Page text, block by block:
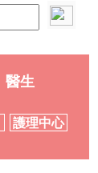
醫生
護理中心